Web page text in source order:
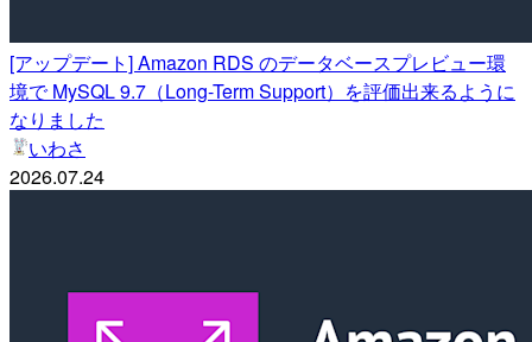
[アップデート] Amazon RDS のデータベースプレビュー環
境で MySQL 9.7（Long-Term Support）を評価出来るように
なりました
いわさ
2026.07.24